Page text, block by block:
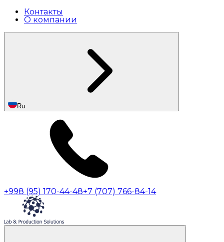
Контакты
О компании
Ru
+998 (95) 170-44-48+7 (707) 766-84-14